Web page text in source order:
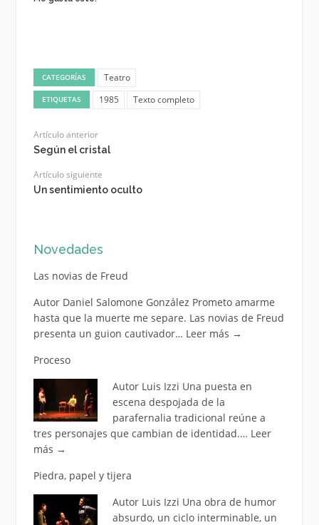
CATEGORÍAS Teatro
ETIQUETAS 1985 Texto completo
Artículo anterior
Según el cristal
Artículo siguiente
Un sentimiento oculto
Novedades
Las novias de Freud
Autor Daniel Salomone González Prometo amarme
hasta que la muerte me separe. Las novias de Freud
presenta un guion cautivador… Leer más →
Proceso
Autor Luis Izzi Una puesta en
escena despojada de la
parafernalia tradicional reúne a
tres personajes que cambian de identidad.… Leer
más →
Piedra, papel y tijera
Autor Luis Izzi Una obra de humor
absurdo, un ciclo interminable, un